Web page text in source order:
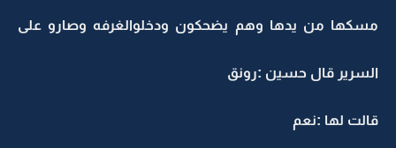
مسكها من يدها وهم يضحكون ودخلوالغرفه وصارو على
السرير قال حسين :رونق
قالت لها :نعم